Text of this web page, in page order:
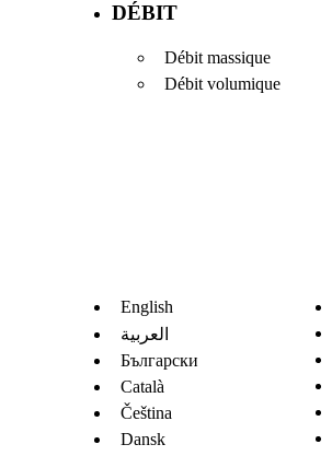
DÉBIT
Débit massique
Débit volumique
English
العربية
Български
Català
Čeština
Dansk